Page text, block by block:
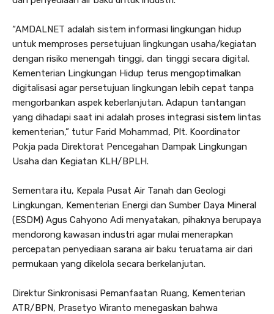
“AMDALNET adalah sistem informasi lingkungan hidup
untuk memproses persetujuan lingkungan usaha/kegiatan
dengan risiko menengah tinggi, dan tinggi secara digital.
Kementerian Lingkungan Hidup terus mengoptimalkan
digitalisasi agar persetujuan lingkungan lebih cepat tanpa
mengorbankan aspek keberlanjutan. Adapun tantangan
yang dihadapi saat ini adalah proses integrasi sistem lintas
kementerian,” tutur Farid Mohammad, Plt. Koordinator
Pokja pada Direktorat Pencegahan Dampak Lingkungan
Usaha dan Kegiatan KLH/BPLH.
Sementara itu, Kepala Pusat Air Tanah dan Geologi
Lingkungan, Kementerian Energi dan Sumber Daya Mineral
(ESDM) Agus Cahyono Adi menyatakan, pihaknya berupaya
mendorong kawasan industri agar mulai menerapkan
percepatan penyediaan sarana air baku teruatama air dari
permukaan yang dikelola secara berkelanjutan.
Direktur Sinkronisasi Pemanfaatan Ruang, Kementerian
ATR/BPN, Prasetyo Wiranto menegaskan bahwa